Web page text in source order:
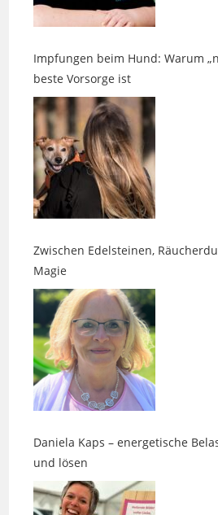
Impfungen beim Hund: Warum
Zwischen Edelsteinen,
Daniela Kaps – energetische